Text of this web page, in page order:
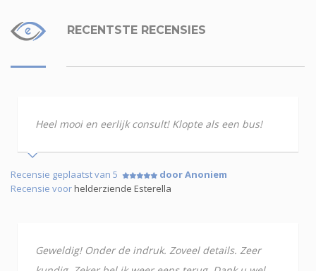
RECENTSTE RECENSIES
Heel mooi en eerlijk consult! Klopte als een bus!
Recensie geplaatst van 5
door Anoniem
Recensie voorhelderziende Esterella
Geweldig! Onder de indruk. Zoveel details. Zeer